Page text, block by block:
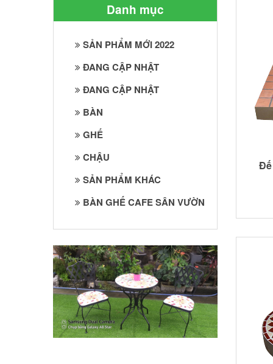
Danh mục
SẢN PHẨM MỚI 2022
ĐANG CẬP NHẬT
ĐANG CẬP NHẬT
BÀN
GHẾ
CHẬU
SẢN PHẨM KHÁC
BÀN GHẾ CAFE SÂN VƯỜN
Đế